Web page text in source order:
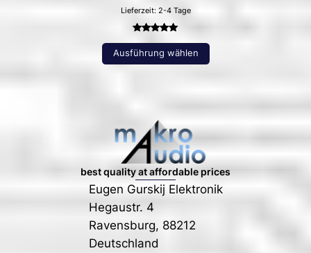
Lieferzeit: 2-4 Tage
mit5.00
Ausführung wählen
best quality at affordable prices
Eugen Gurskij Elektronik
Hegaustr. 4
Ravensburg, 88212
Deutschland